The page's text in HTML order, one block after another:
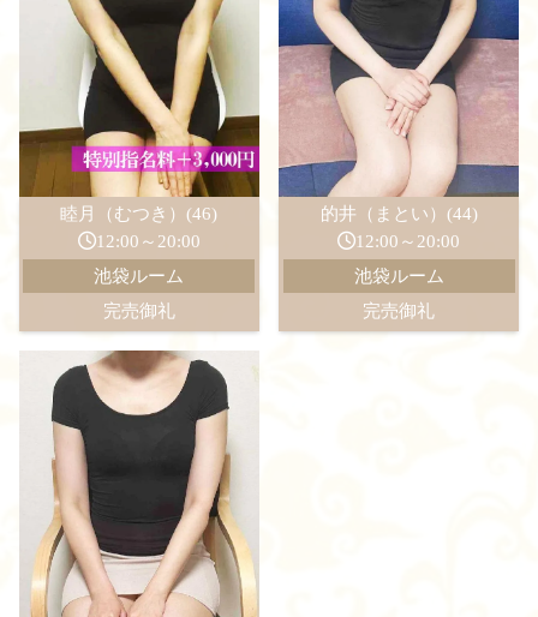
睦月（むつき）(46)
12:00～20:00
池袋ルーム
完売御礼
的井（まとい）(44)
12:00～20:00
池袋ルーム
完売御礼